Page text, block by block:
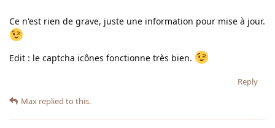
Ce n'est rien de grave, juste une information pour mise à jour.
Edit : le captcha icônes fonctionne très bien.
Reply
Max replied to this.